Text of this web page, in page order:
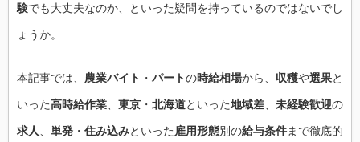
験でも大丈夫なのか、といった疑問を持っているのではないでし
ょうか。
本記事では、 農業バイト ・ パートの時給相場から、 収穫や選果と
いった高時給作業 東京 ・ 北海道といった地域差 未経験歓迎の
求人 単発 ・ 住み込みといった 雇用形態別の給与条件まで徹底的